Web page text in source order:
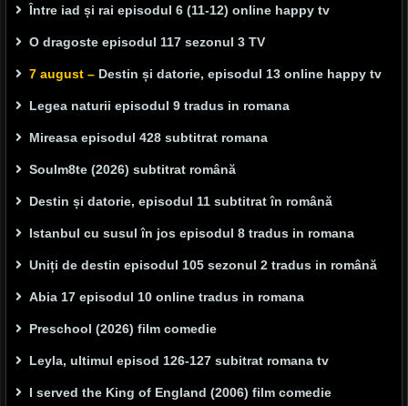
Între iad și rai episodul 6 (11-12) online happy tv
O dragoste episodul 117 sezonul 3 TV
7 august – Destin și datorie, episodul 13 online happy tv
Legea naturii episodul 9 tradus in romana
Mireasa episodul 428 subtitrat romana
Soulm8te (2026) subtitrat română
Destin și datorie, episodul 11 subtitrat în română
Istanbul cu susul în jos episodul 8 tradus in romana
Uniți de destin episodul 105 sezonul 2 tradus in română
Abia 17 episodul 10 online tradus in romana
Preschool (2026) film comedie
Leyla, ultimul episod 126-127 subitrat romana tv
I served the King of England (2006) film comedie